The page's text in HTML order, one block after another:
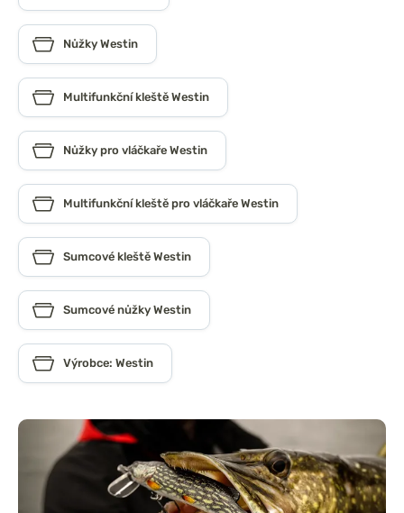
Nůžky Westin
Multifunkční kleště Westin
Nůžky pro vláčkaře Westin
Multifunkční kleště pro vláčkaře Westin
Sumcové kleště Westin
Sumcové nůžky Westin
Výrobce: Westin